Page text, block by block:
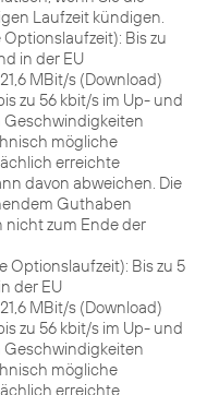
Laufzeit kündigen.
Optionslaufzeit): Bis zu
in der EU
MBit/s (Download)
zu 56 kbit/s im Up- und
Geschwindigkeiten
mögliche
erreichte
davon abweichen. Die
Guthaben
nicht zum Ende der
Optionslaufzeit): Bis zu 5
der EU
MBit/s (Download)
zu 56 kbit/s im Up- und
Geschwindigkeiten
mögliche
erreichte